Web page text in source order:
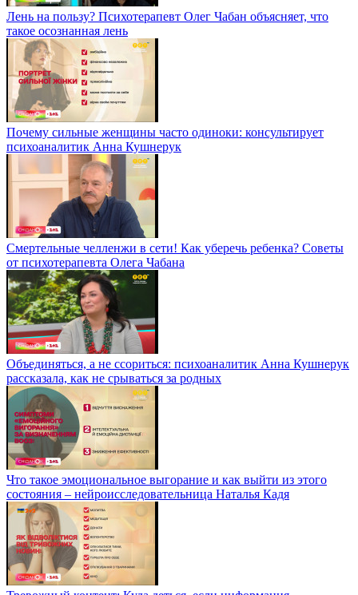
Лень на пользу? Психотерапевт Олег Чабан объясняет, что
такое осознанная лень
Почему сильные женщины часто одиноки: консультирует
психоаналитик Анна Кушнерук
Смертельные челленжи в сети! Как уберечь ребенка? Советы
от психотерапевта Олега Чабана
Объединяться, а не ссориться: психоаналитик Анна Кушнерук
рассказала, как не срываться за родных
Что такое эмоциональное выгорание и как выйти из этого
состояния – нейроисследовательница Наталья Кадя